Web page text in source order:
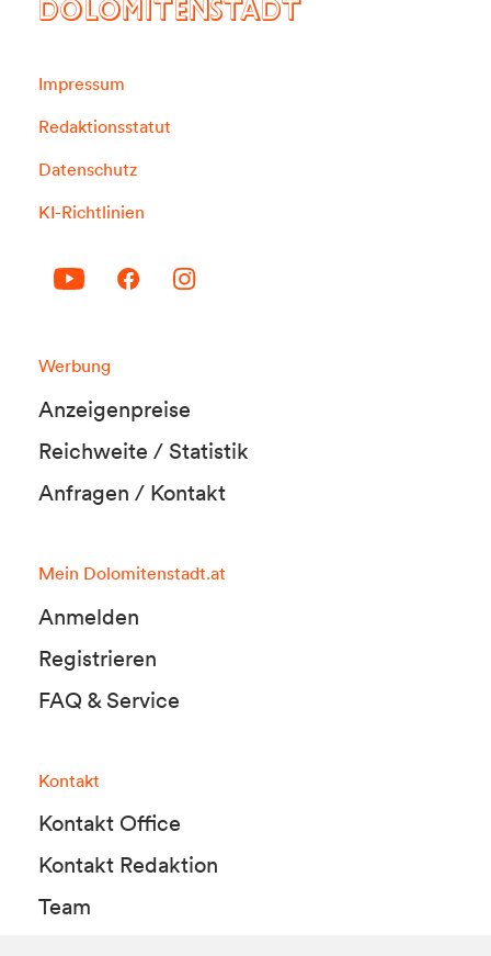
DOLOMITENSTADT
Impressum
Redaktionsstatut
Datenschutz
KI-Richtlinien
Werbung
Anzeigenpreise
Reichweite / Statistik
Anfragen / Kontakt
Mein Dolomitenstadt.at
Anmelden
Registrieren
FAQ & Service
Kontakt
Kontakt Office
Kontakt Redaktion
Team